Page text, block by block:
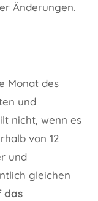
Änderungen.
Monat des
und
nicht, wenn es
von 12
und
gleichen
das